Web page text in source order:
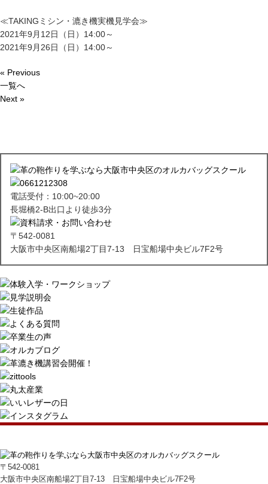
≪TAKINGミシン・漉き機実機見学会≫
2021年9月12日（日）14:00～
2021年9月26日（日）14:00～
« Previous
一覧へ
Next »
電話受付：10:00~20:00
長堀橋2-B出口より徒歩3分
〒542-0081
大阪市中央区南船場2丁目7-13 日宝船場中央ビル7F2号
〒542-0081
大阪市中央区南船場2丁目7-13 日宝船場中央ビル7F2号